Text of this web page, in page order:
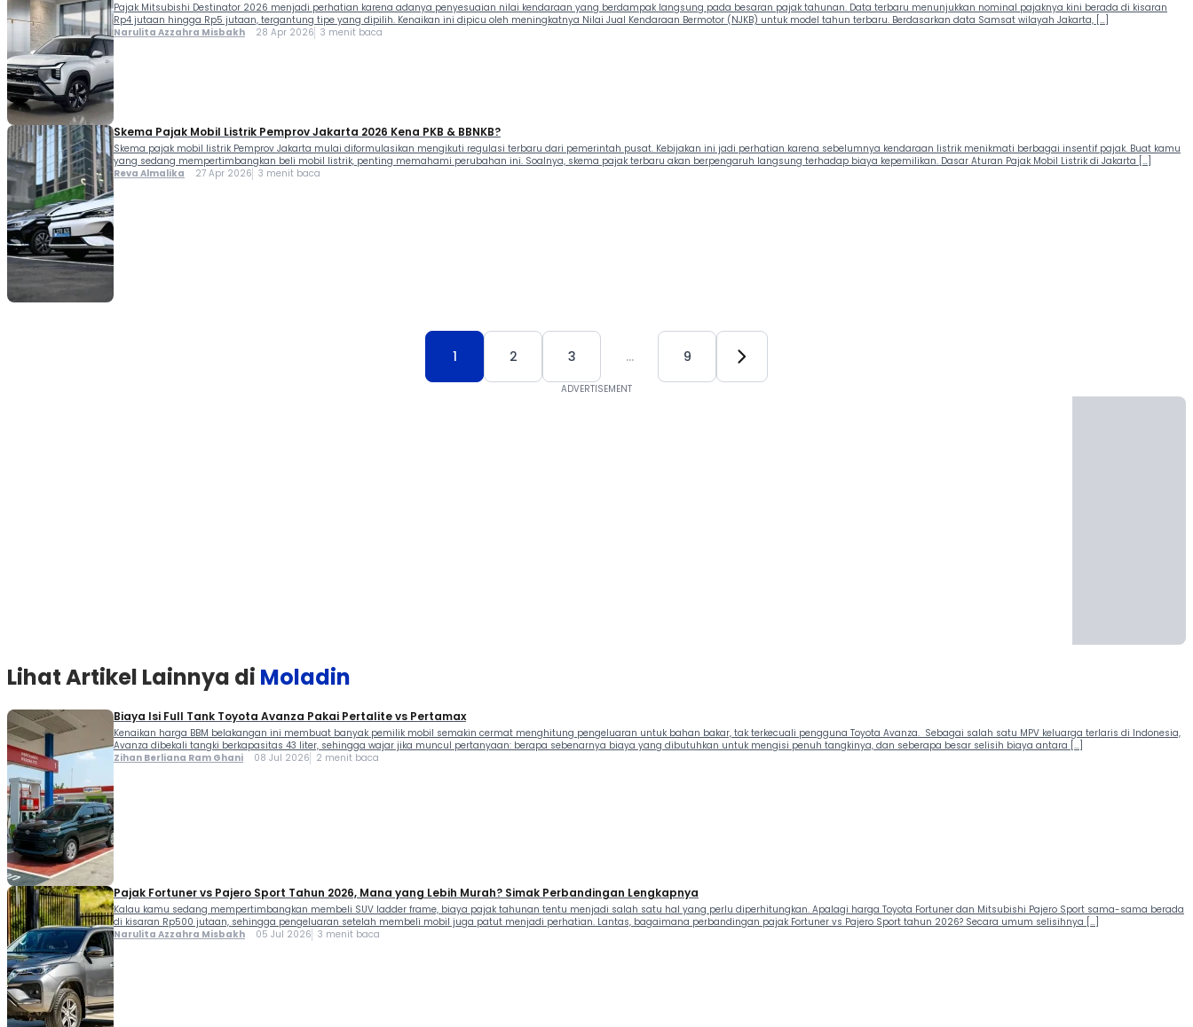
Pajak Mitsubishi Destinator 2026 menjadi perhatian karena adanya penyesuaian nilai kendaraan yang berdampak langsung pada besaran pajak tahunan. Data terbaru menunjukkan nominal pajaknya kini berada di kisaran
Rp4 jutaan hingga Rp5 jutaan, tergantung tipe yang dipilih. Kenaikan ini dipicu oleh meningkatnya Nilai Jual Kendaraan Bermotor (NJKB) untuk model tahun terbaru. Berdasarkan data Samsat wilayah Jakarta, […]
Narulita Azzahra Misbakh 28 Apr 2026 3 menit baca
Skema Pajak Mobil Listrik Pemprov Jakarta 2026 Kena PKB & BBNKB?
Skema pajak mobil listrik Pemprov Jakarta mulai diformulasikan mengikuti regulasi terbaru dari pemerintah pusat. Kebijakan ini jadi perhatian karena sebelumnya kendaraan listrik menikmati berbagai insentif pajak. Buat kamu
yang sedang mempertimbangkan beli mobil listrik, penting memahami perubahan ini. Soalnya, skema pajak terbaru akan berpengaruh langsung terhadap biaya kepemilikan. Dasar Aturan Pajak Mobil Listrik di Jakarta […]
Reva Almalika 27 Apr 2026 3 menit baca
1 2 3 … 9
Lihat Artikel Lainnya di Moladin
Biaya Isi Full Tank Toyota Avanza Pakai Pertalite vs Pertamax
Kenaikan harga BBM belakangan ini membuat banyak pemilik mobil semakin cermat menghitung pengeluaran untuk bahan bakar, tak terkecuali pengguna Toyota Avanza. Sebagai salah satu MPV keluarga terlaris di Indonesia,
Avanza dibekali tangki berkapasitas 43 liter, sehingga wajar jika muncul pertanyaan: berapa sebenarnya biaya yang dibutuhkan untuk mengisi penuh tangkinya, dan seberapa besar selisih biaya antara […]
Zihan Berliana Ram Ghani 08 Jul 2026 2 menit baca
Pajak Fortuner vs Pajero Sport Tahun 2026, Mana yang Lebih Murah? Simak Perbandingan Lengkapnya
Kalau kamu sedang mempertimbangkan membeli SUV ladder frame, biaya pajak tahunan tentu menjadi salah satu hal yang perlu diperhitungkan. Apalagi harga Toyota Fortuner dan Mitsubishi Pajero Sport sama-sama berada
di kisaran Rp500 jutaan, sehingga pengeluaran setelah membeli mobil juga patut menjadi perhatian. Lantas, bagaimana perbandingan pajak Fortuner vs Pajero Sport tahun 2026? Secara umum selisihnya […]
Narulita Azzahra Misbakh 05 Jul 2026 3 menit baca